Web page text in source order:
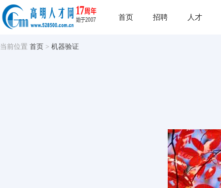
首页 招聘 人才
当前位置 首页 > 机器验证